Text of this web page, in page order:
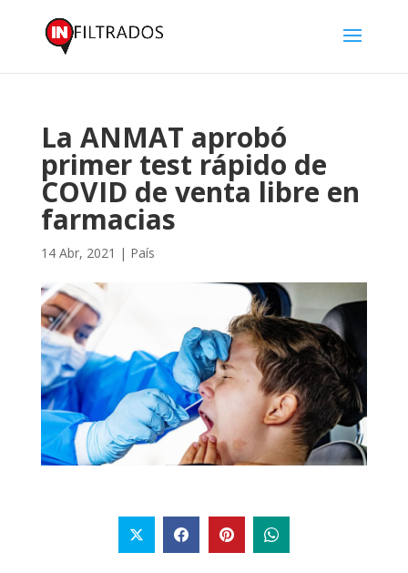
La ANMAT aprobó
primer test rápido de
COVID de venta libre en
farmacias
14 Abr, 2021 | País